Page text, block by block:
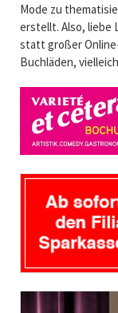
Mode zu
erstellt. Also, liebe
statt großer
Buchläden,